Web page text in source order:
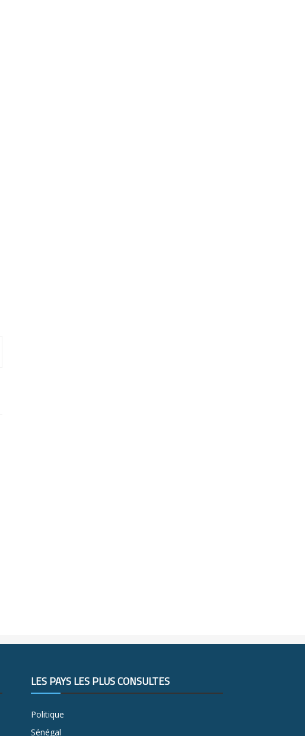
LES PAYS LES PLUS CONSULTÉS
Politique
Sénégal